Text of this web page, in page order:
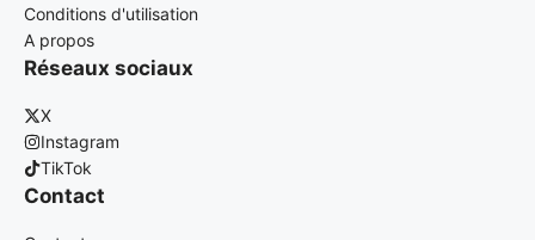
Conditions d'utilisation
A propos
Réseaux sociaux
X
Instagram
TikTok
Contact